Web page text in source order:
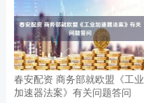
春安配资 商务部就欧盟《工业
加速器法案》有关问题答问